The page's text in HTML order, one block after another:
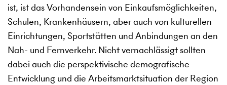
ist, ist das Vorhandensein von Einkaufsmöglichkeiten,
Schulen, Krankenhäusern, aber auch von kulturellen
Einrichtungen, Sportstätten und Anbindungen an den
Nah- und Fernverkehr. Nicht vernachlässigt sollten
dabei auch die perspektivische demografische
Entwicklung und die Arbeitsmarktsituation der Region